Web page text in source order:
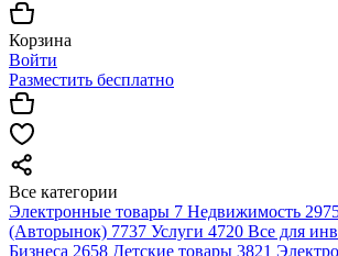
Корзина
Войти
Разместить бесплатно
Все категории
Электронные товары 7 Недвижимость
(Авторынок) 7737 Услуги 4720 Все для
Бизнеса 2658 Детские товары 3821